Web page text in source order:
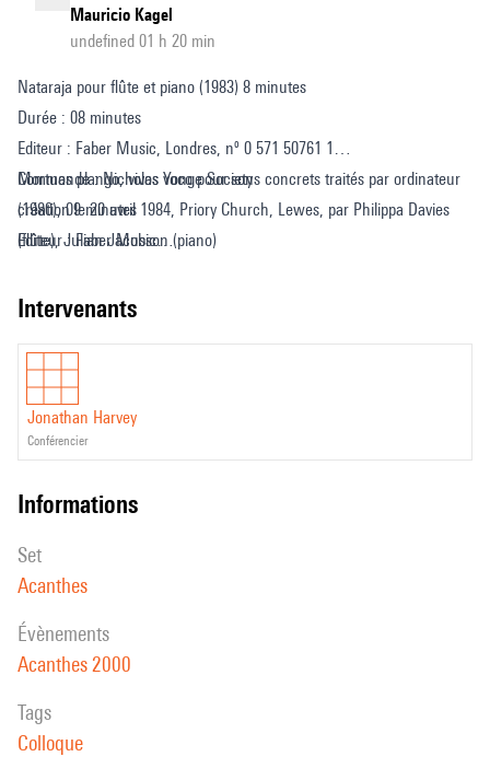
Mauricio Kagel
undefined 01 h 20 min
Nataraja pour flûte et piano (1983) 8 minutes
Durée : 08 minutes
Editeur : Faber Music, Londres, nº 0 571 50761 1
Commande : Nicholas Yonge Society
création le 20 avril 1984, Priory Church, Lewes, par Philippa Davies
(flûte), Julian Jacobson (piano)
Mortuos plango, vivos voco pour sons concrets traités par ordinateur
(1980), 09 minutes
Editeur : Faber Music
création le 30 novembre 1980, Festival de Lille
intervenants
Jonathan Harvey
conférencier
informations
set
Acanthes
évènements
Acanthes 2000
Tags
Colloque